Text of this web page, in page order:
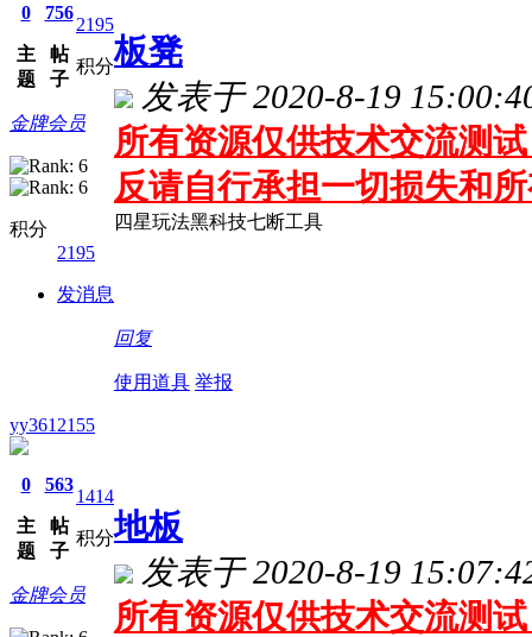
0
主
题
756
帖
子
2195
积分
金牌会员
积分
2195
发消息
板凳
发表于 2020-8-19
所有资源仅供技术交流测
反请自行承担一切损失和
四星玩法黑科技七断工具
回复
使用道具 举报
yy3612155
0
主
题
563
帖
子
1414
积分
金牌会员
地板
发表于 2020-8-19
所有资源仅供技术交流测